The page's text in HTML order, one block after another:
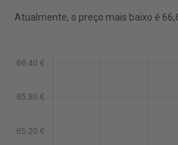
Atualmente, o preço mais baixo é